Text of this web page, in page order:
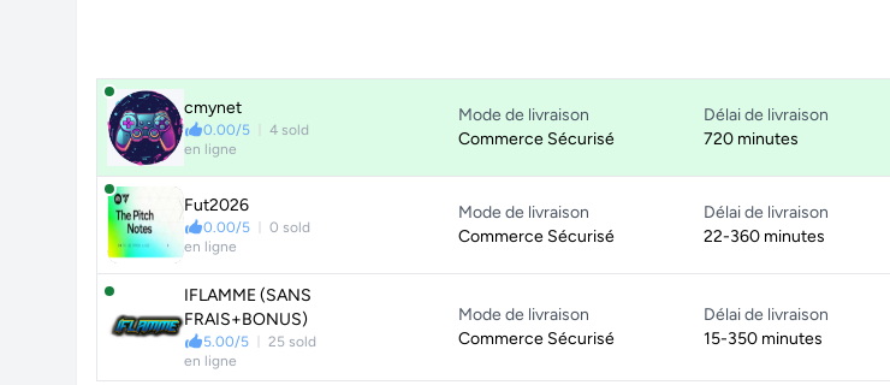
cmynet
0.00/5
4 sold
en ligne
Mode de livraison
Commerce Sécurisé
Délai de livraison
720 minutes
Fut2026
0.00/5
0 sold
en ligne
Mode de livraison
Commerce Sécurisé
Délai de livraison
22-360 minutes
IFLAMME (SANS
FRAIS+BONUS)
5.00/5
25 sold
en ligne
Mode de livraison
Commerce Sécurisé
Délai de livraison
15-350 minutes